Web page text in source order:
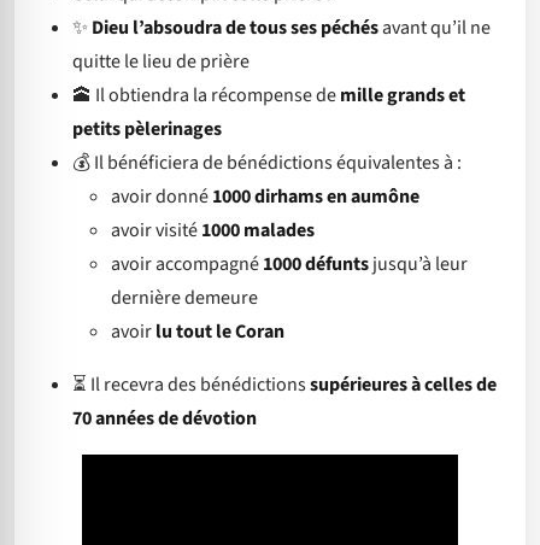
✨ Dieu l’absoudra de tous ses péchésavant qu’il ne
quitte le lieu de prière
🕋 Il obtiendra la récompense demille grands et
petits pèlerinages
💰 Il bénéficiera de bénédictions équivalentes à :
avoir donné1000 dirhams en aumône
avoir visité1000 malades
avoir accompagné1000 défuntsjusqu’à leur
dernière demeure
avoirlu tout le Coran
⏳ Il recevra des bénédictionssupérieures à celles de
70 années de dévotion